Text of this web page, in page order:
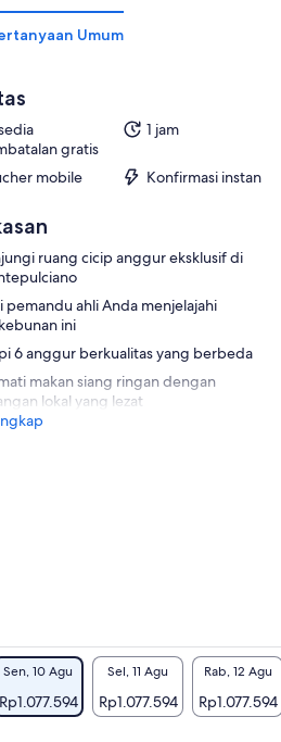
Umum
gratis
1 jam
mobile Konfirmasi instan
ruang cicip anggur eksklusif di
pemandu ahli Anda menjelajahi
ini
6 anggur berkualitas yang berbeda
makan siang ringan dengan
lokal yang lezat
Sen, 10 Agu
Rp1.077.594
Sel, 11 Agu
Rp1.077.594
Rab, 12 Agu
Rp1.077.594